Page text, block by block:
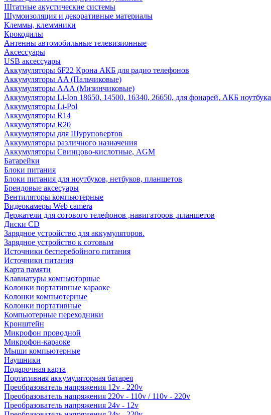
Штатные акустические системы
Шумоизоляция и декоративные материалы
Клеммы, клеммники
Крокодилы
Антенны автомобильные телевизионные
Аксессуары
USB аксессуары
Аккумуляторы 6F22 Крона АКБ для радио телефонов
Аккумуляторы AA (Пальчиковые)
Аккумуляторы AAA (Мизинчиковые)
Аккумуляторы Li-Ion 18650, 14500, 16340, 26650, для фонарей, АКБ ноутбука
Аккумуляторы Li-Pol
Аккумуляторы R14
Аккумуляторы R20
Аккумуляторы для Шуруповертов
Аккумуляторы различного назначения
Аккумуляторы Свинцово-кислотные, AGM
Батарейки
Блоки питания
Блоки питания для ноутбуков, нетбуков, планшетов
Брендовые аксесуары
Вентиляторы компьютерные
Видеокамеры Web camera
Держатели для сотового телефонов ,навигаторов ,планшетов
Диски CD
Зарядное устройство для аккумуляторов.
Зарядное устройство к сотовым
Источники бесперебойного питания
Источники питания
Карта памяти
Клавиатуры компьюторные
Колонки портативные караоке
Колонки компьютерные
Колонки портативные
Компьютерные переходники
Кронштейн
Микрофон проводной
Микрофон-караоке
Мыши компьютерные
Наушники
Подарочная карта
Портативная аккумуляторная батарея
Преобразователь напряжения 12v - 220v
Преобразователь напряжения 220v - 110v / 110v - 220v
Преобразователь напряжения 24v - 12v